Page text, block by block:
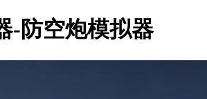
-防空炮模拟器